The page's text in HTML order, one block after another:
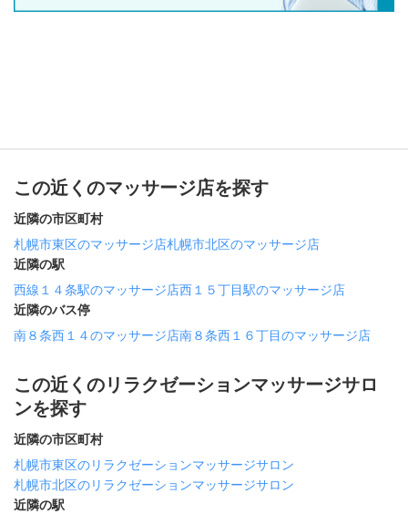
この近くのマッサージ店を探す
近隣の市区町村
札幌市東区のマッサージ店札幌市北区のマッサージ店
近隣の駅
西線１４条駅のマッサージ店西１５丁目駅のマッサージ店
近隣のバス停
南８条西１４のマッサージ店南８条西１６丁目のマッサージ店
この近くのリラクゼーションマッサージサロ
ンを探す
近隣の市区町村
札幌市東区のリラクゼーションマッサージサロン
札幌市北区のリラクゼーションマッサージサロン
近隣の駅